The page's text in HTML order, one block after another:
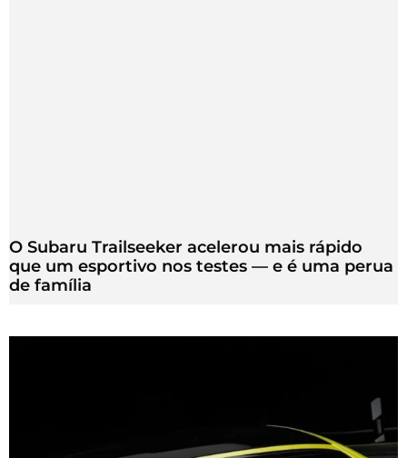
O Subaru Trailseeker acelerou mais rápido
que um esportivo nos testes — e é uma perua
de família